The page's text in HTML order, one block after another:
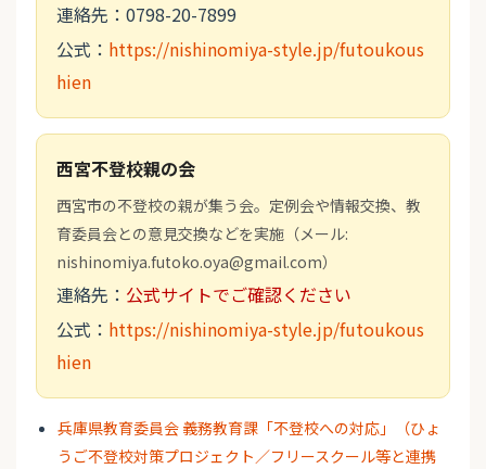
連絡先：0798-20-7899
公式： https://nishinomiya-style.jp/futoukous
hien
西宮不登校親の会
西宮市の不登校の親が集う会。定例会や情報交換、教
育委員会との意見交換などを実施（メール:
nishinomiya.futoko.oya@gmail.com）
連絡先： 公式サイトでご確認ください
公式： https://nishinomiya-style.jp/futoukous
hien
兵庫県教育委員会 義務教育課「不登校への対応」（ひょ
うご不登校対策プロジェクト／フリースクール等と連携